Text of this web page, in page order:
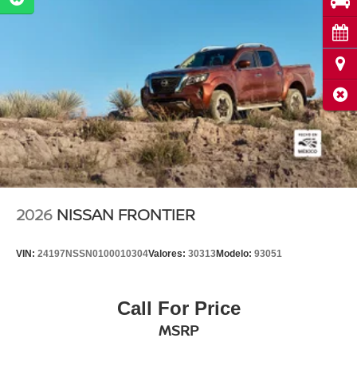
2026 NISSAN FRONTIER
VIN: 24197NSSN0100010304Valores: 30313Modelo: 93051
Call For Price
MSRP